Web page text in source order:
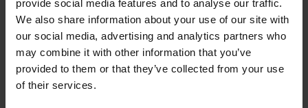
provide social media features and to analyse our traffic.
We also share information about your use of our site with
our social media, advertising and analytics partners who
may combine it with other information that you’ve
provided to them or that they’ve collected from your use
of their services.
Fora Form
Tyst Soffa Senso
17150 kr
Hyr från 463kr/mån
&Tradition
Soffa Tyst Cloud LN6
21500 kr